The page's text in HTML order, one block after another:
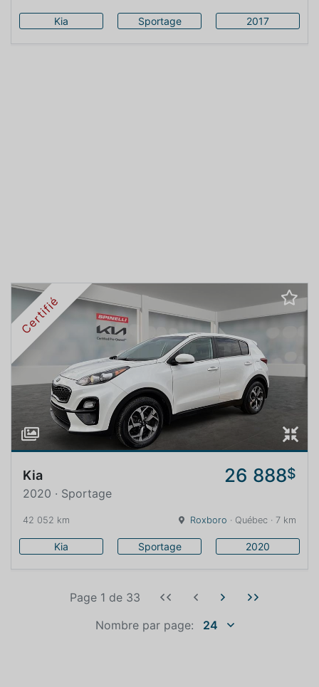
Kia Sportage 2017
Certifié
Kia 26 888$
2020 · Sportage
42 052 km Roxboro · Québec · 7 km
Kia Sportage 2020
Nombre par page: 24
Page 1 de33